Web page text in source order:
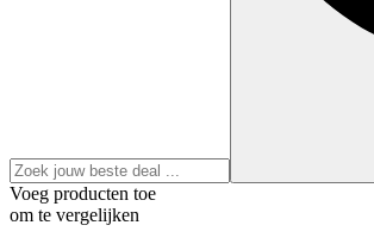
Voeg producten toe
om te vergelijken